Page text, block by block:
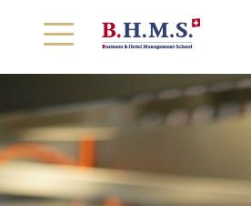
首页
课程设置